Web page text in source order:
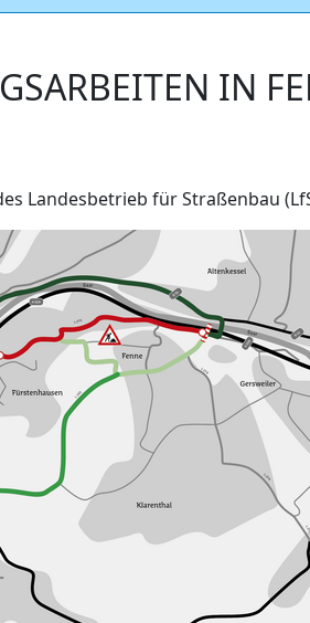
IN
Landesbetrieb für Straßenbau